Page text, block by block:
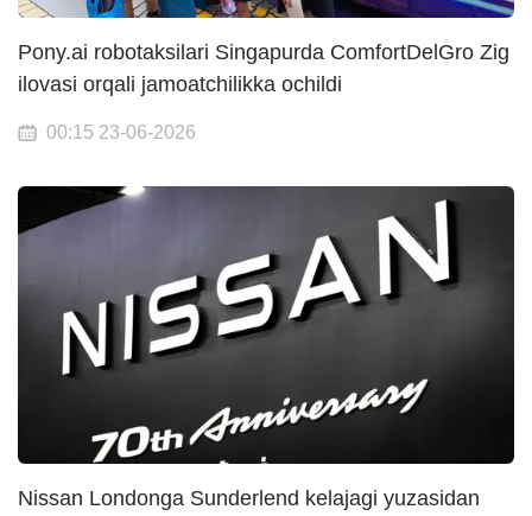
Pony.ai robotaksilari Singapurda ComfortDelGro Zig
ilovasi orqali jamoatchilikka ochildi
00:15 23-06-2026
Nissan Londonga Sunderlend kelajagi yuzasidan